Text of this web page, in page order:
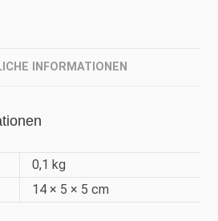
INFORMATIONEN
0,1 kg
14 × 5 × 5 cm